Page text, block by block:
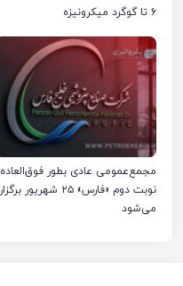
۶ تا گوگرد میکرونیزه
مجمع‌عمومی عادی بطور فوق‌العاده
نوبت دوم «فارس» ۲۵ شهریور برگزار
می‌شود